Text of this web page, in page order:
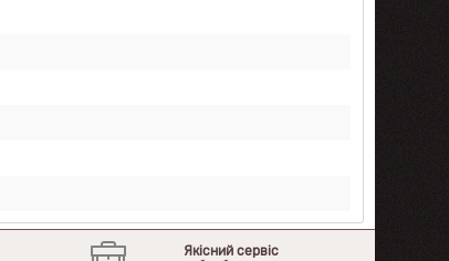
Якісний сервіс